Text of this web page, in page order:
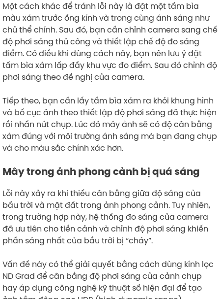
Một cách khác để tránh lỗi này là đặt một tấm bìa
màu xám trước ống kính và trong cùng ánh sáng như
chủ thể chính. Sau đó, bạn cần chỉnh camera sang chế
độ phơi sáng thủ công và thiết lập chế độ đo sáng
điểm. Có điều khi dùng cách này, bạn nên lưu ý đặt
tấm bìa xám lấp đầy khu vực đo điểm. Sau đó chỉnh độ
phơi sáng theo đề nghị của camera.
Tiếp theo, bạn cần lấy tấm bìa xám ra khỏi khung hình
và bố cục ảnh theo thiết lập độ phơi sáng đã thực hiện
rồi nhấn nút chụp. Lúc đó máy ảnh sẽ có độ cân bằng
xám đúng với môi trường ánh sáng mà bạn đang chụp
và cho màu sắc chính xác hơn.
Mây trong ảnh phong cảnh bị quá sáng
Lỗi này xảy ra khi thiếu cân bằng giữa độ sáng của
bầu trời và mặt đất trong ảnh phong cảnh. Tuy nhiên,
trong trường hợp này, hệ thống đo sáng của camera
đã ưu tiên cho tiền cảnh và chỉnh độ phơi sáng khiến
phần sáng nhất của bầu trời bị “cháy”.
Vấn đề này có thể giải quyết bằng cách dùng kính lọc
ND Grad để cân bằng độ phơi sáng của cảnh chụp
hay áp dụng công nghệ kỹ thuật số hiện đại để tạo